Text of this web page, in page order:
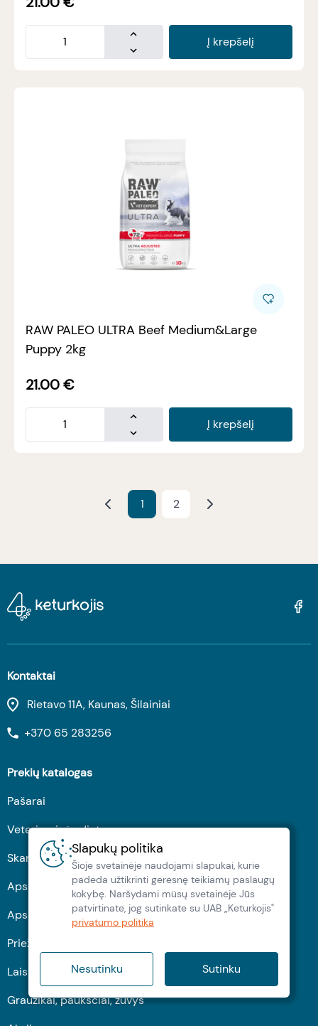
Slapukų politika
Šioje svetainėje naudojami slapukai, kurie
padeda užtikrinti geresnę teikiamų paslaugų
kokybę. Naršydami müsų svetainėje Jūs
patvirtinate, jog sutinkate su UAB „Keturkojis"
privatumo politika
Nesutinku Sutinku
Į krepšelį
RAW PALEO ULTRA Beef Medium&Large
Puppy 2kg
21.00€
Į krepšelį
1 2
Kontaktai
Rietavo 11A, Kaunas, Šilainiai
+370 65 283256
Prekių katalogas
Pašarai
Veterinarinės dietos
Skanėstai
Apsauga nuo erkių
Apsauga nuo kirminų
Priežiūrai ir profilaktikai
Laisvalaikiui ir kasdienai
Graužikai, paukščiai, žuvys